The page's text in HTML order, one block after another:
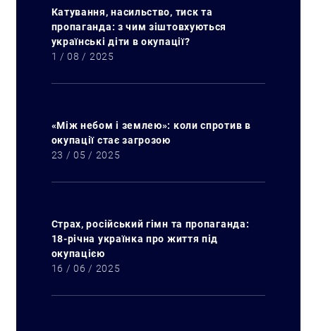
Катування, насильство, тиск та
пропаганда: з чим зіштовхуються
українські діти в окупації?
1 / 08 / 2025
«Між небом і землею»: коли спротив в
окупації стає загрозою
23 / 05 / 2025
Страх, російський гімн та пропаганда:
18-річна українка про життя під
окупацією
16 / 06 / 2025